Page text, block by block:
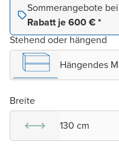
Sommerangebote
Rabatt je 600 € *
Stehend oder hängend
Hängendes
Breite
130 cm